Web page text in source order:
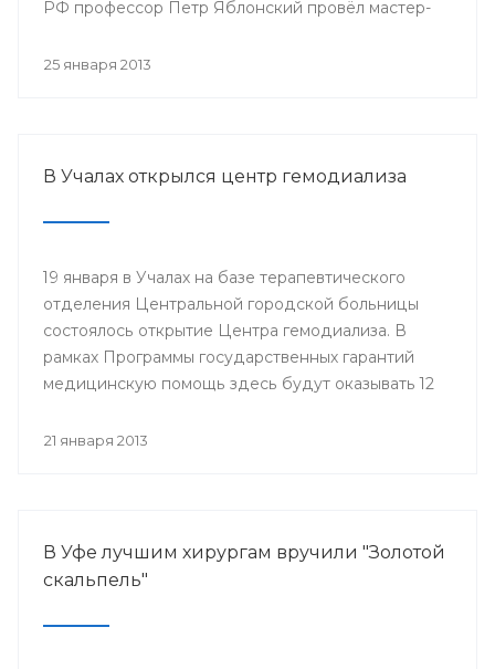
РФ профессор Петр Яблонский провёл мастер-
доступы в торакальной хирургии». С новыми
ординаторы, интерны и студенты старших
25 января 2013
В Учалах открылся центр гемодиализа
19 января в Учалах на базе терапевтического
отделения Центральной городской больницы
состоялось открытие Центра гемодиализа. В
рамках Программы государственных гарантий
медицинскую помощь здесь будут оказывать 12
недостаточностью.
21 января 2013
В Уфе лучшим хирургам вручили "Золотой
скальпель"